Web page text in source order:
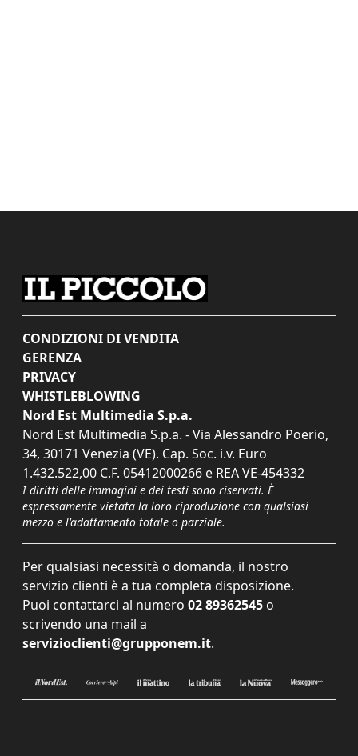
CONDIZIONI DI VENDITA
GERENZA
PRIVACY
WHISTLEBLOWING
Nord Est Multimedia S.p.a.
Nord Est Multimedia S.p.a. - Via Alessandro Poerio,
34, 30171 Venezia (VE). Cap. Soc. i.v. Euro
1.432.522,00 C.F. 05412000266 e REA VE-454332
I diritti delle immagini e dei testi sono riservati. È
espressamente vietata la loro riproduzione con qualsiasi
mezzo e l'adattamento totale o parziale.
Per qualsiasi necessità o domanda, il nostro
servizio clienti è a tua completa disposizione.
Puoi contattarci al numero 02 89362545 o
scrivendo una mail a
servizioclienti@grupponem.it.